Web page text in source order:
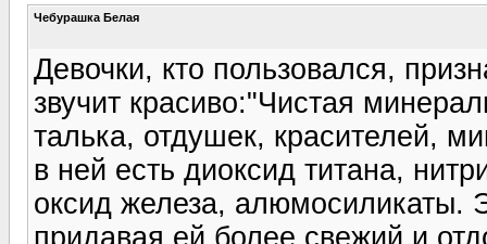
Чебурашка Белая
Девочки, кто пользовался,
звучит красиво:"Чистая
талька, отдушек, красителей,
в ней есть диоксид титана,
оксид железа, алюмосиликаты.
придавая ей более свежий и